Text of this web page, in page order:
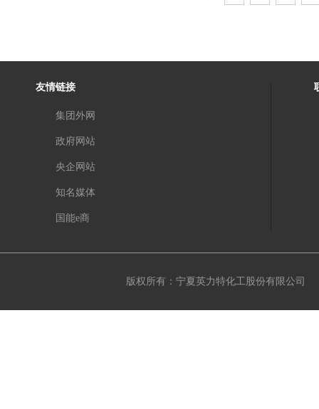
友情链接
集团外网
政府网站
央企网站
知名媒体
国能e商
版权所有：宁夏英力特化工股份有限公司